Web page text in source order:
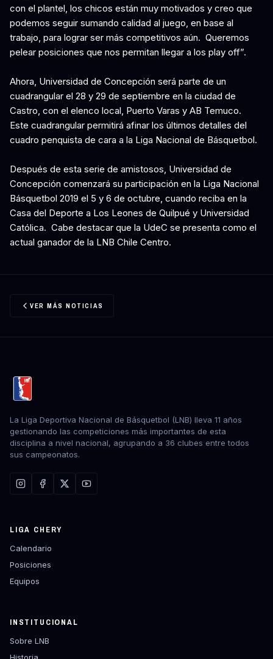
con el plantel, los chicos están muy motivados y creo que
podemos seguir sumando calidad al juego, en base al
trabajo, para lograr ser más competitivos aún. Queremos
pelear posiciones que nos permitan llegar a los play off”.
Ahora, Universidad de Concepción será parte de un
cuadrangular el 28 y 29 de septiembre en la ciudad de
Castro, con el elenco local, Puerto Varas y AB Temuco.
Este cuadrangular permitirá afinar los últimos detalles del
cuadro penquista de cara a la Liga Nacional de Básquetbol.
Después de esta serie de amistosos, Universidad de
Concepción comenzará su participación en la Liga Nacional
Básquetbol 2019 el 5 y 6 de octubre, cuando reciba en la
Casa del Deporte a Los Leones de Quilpué y Universidad
Católica. Cabe destacar que la UdeC se presenta como el
actual ganador de la LNB Chile Centro.
VER MÁS NOTICIAS
La Liga Deportiva Nacional de Básquetbol (LNB) lleva 11 años
gestionando las competiciones más importantes de esta
disciplina a nivel nacional, agrupando a 36 clubes entre todos
sus campeonatos.
LIGA CHERY
Calendario
Posiciones
Equipos
INSTITUCIONAL
Sobre LNB